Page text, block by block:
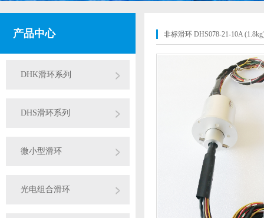
产品中心
DHK滑环系列
DHS滑环系列
微小型滑环
光电组合滑环
非标滑环 DHS078-21-10A